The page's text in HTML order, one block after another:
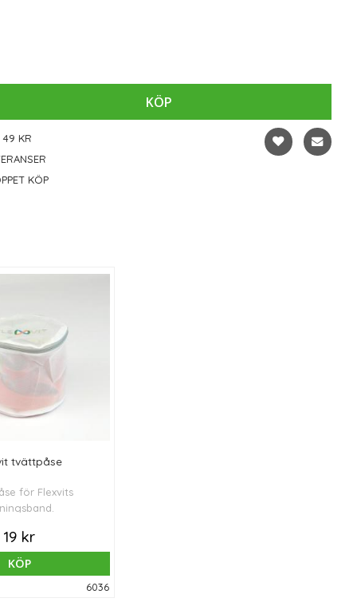
KÖP
49 KR
KÖP
tvättpåse
för Flexvits
19 kr
KÖP
6036